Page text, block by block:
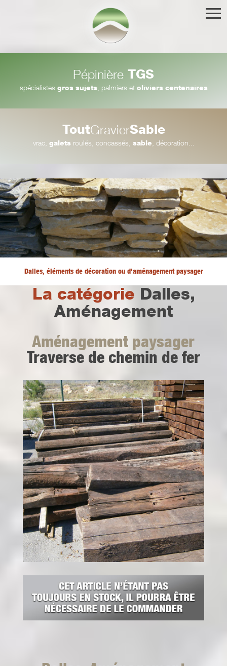
Pépinière TGS
spécialistes gros sujets, palmiers et oliviers centenaires
ToutGravierSable
vrac, galetsroulés, concassés, sable , décoration...
Dalles, éléments de décoration ou d'aménagement paysager
La catégorie Dalles,
Aménagement
Aménagement paysager
Traverse de chemin de fer